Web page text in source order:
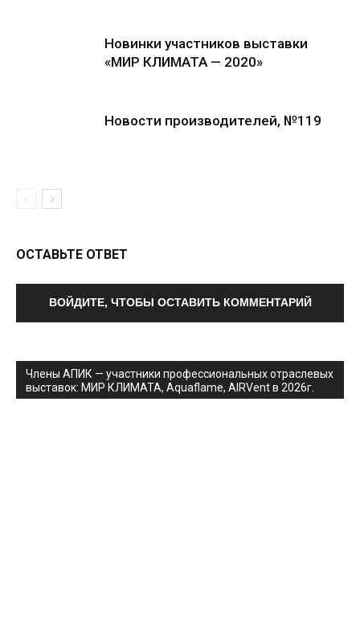
Новинки участников выставки
«МИР КЛИМАТА — 2020»
Новости производителей, №119
ОСТАВЬТЕ ОТВЕТ
ВОЙДИТЕ, ЧТОБЫ ОСТАВИТЬ КОММЕНТАРИЙ
Члены АПИК — участники профессиональных отраслевых
выставок: МИР КЛИМАТА, Aquaflame, AIRVent в 2026г.